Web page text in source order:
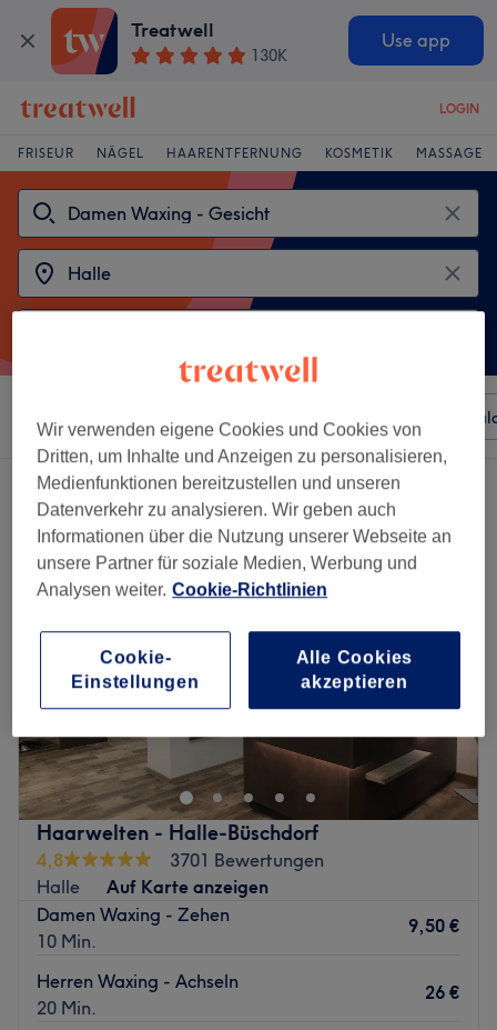
Treatwell
130K
Use app
LOGIN
FRISEUR NÄGEL HAARENTFERNUNG KOSMETIK MASSAGE
Beliebiger Preis Besonderheiten
2 Salons die anbieten:damen waxing - gesicht in Halle
Haarwelten - Halle-Büschdorf
4,8
3701 Bewertungen
Halle
Auf Karte anzeigen
Damen Waxing - Zehen
10 Min.
9,50 €
Herren Waxing - Achseln
20 Min.
26 €
Wir verwenden eigene Cookies und Cookies von
Dritten, um Inhalte und Anzeigen zu personalisieren,
Medienfunktionen bereitzustellen und unseren
Datenverkehr zu analysieren. Wir geben auch
Informationen über die Nutzung unserer Webseite an
unsere Partner für soziale Medien, Werbung und
Analysen weiter. Cookie-Richtlinien
Cookie-
Einstellungen
Alle Cookies
akzeptieren